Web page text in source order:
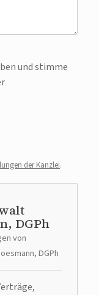
und stimme
der Kanzlei.
DGPh
von
DGPh